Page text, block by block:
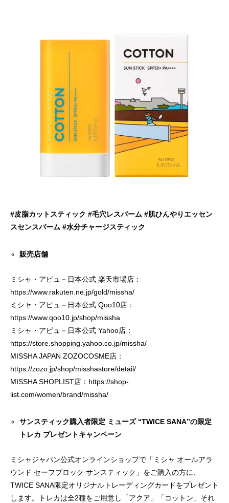
#皮脂カットスティック #毛穴レスバーム #肌ひんやりエッセン
スセンスバーム #水分チャージスティック
販売店舗
ミシャ・アピュ－日本公式 楽天市場店：
https://www.rakuten.ne.jp/gold/missha/
ミシャ・アピュ－日本公式 Qoo10店：
https://www.qoo10.jp/shop/missha
ミシャ・アピュ－日本公式 Yahoo店：
https://store.shopping.yahoo.co.jp/missha/
MISSHA JAPAN ZOZOCOSME店：
https://zozo.jp/shop/misshastore/detail/
MISSHA SHOPLIST店： https://shop-
list.com/women/brand/missha/
サンスティック購入者限定 ミューズ “TWICE SANA”の限定
トレカ プレゼントキャンペーン
ミシャジャパン公式オンラインショップで「ミシャ オールアラ
ウンド セーフブロック サンスティック」をご購入の方に、
TWICE SANA限定オリジナルトレーディングカードをプレゼント
します。トレカは全2種をご用意し「アクア」「コットン」それ